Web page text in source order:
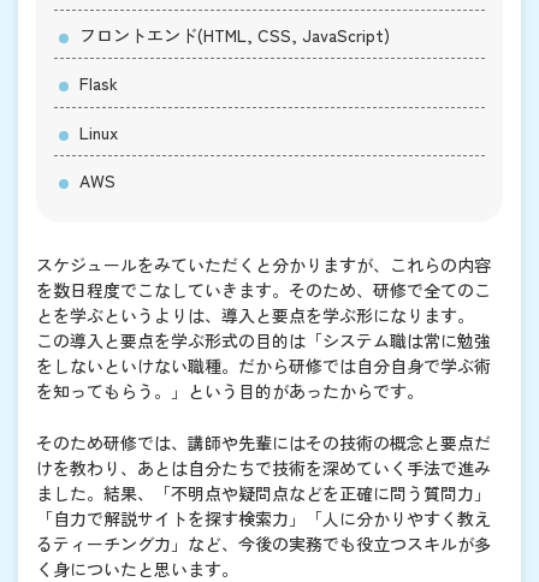
フロントエンド(HTML, CSS, JavaScript)
Flask
Linux
AWS
スケジュールをみていただくと分かりますが、これらの内容
を数日程度でこなしていきます。そのため、研修で全てのこ
とを学ぶというよりは、導入と要点を学ぶ形になります。
この導入と要点を学ぶ形式の目的は「システム職は常に勉強
をしないといけない職種。だから研修では自分自身で学ぶ術
を知ってもらう。」という目的があったからです。
そのため研修では、講師や先輩にはその技術の概念と要点だ
けを教わり、あとは自分たちで技術を深めていく手法で進み
ました。結果、「不明点や疑問点などを正確に問う質問力」
「自力で解説サイトを探す検索力」「人に分かりやすく教え
るティーチング力」など、今後の実務でも役立つスキルが多
く身についたと思います。